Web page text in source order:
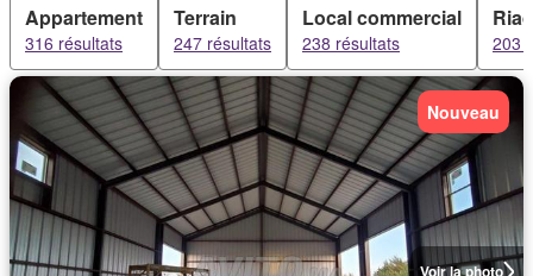
Appartement
316 résultats
Terrain
247 résultats
Local commercial
238 résultats
Riad
203
Voir la photo
Nouveau